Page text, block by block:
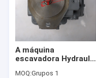
A máquina
escavadora Hydraulic
bombeia o Assy para
MOQ:Grupos 1